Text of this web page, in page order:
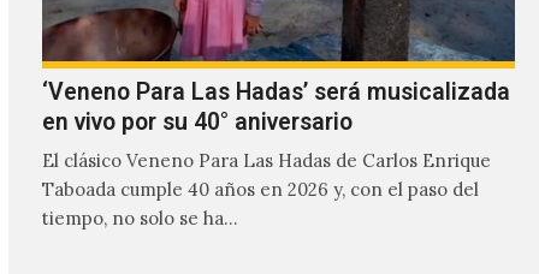
‘Veneno Para Las Hadas’ será musicalizada
en vivo por su 40° aniversario
El clásico Veneno Para Las Hadas de Carlos Enrique
Taboada cumple 40 años en 2026 y, con el paso del
tiempo, no solo se ha…